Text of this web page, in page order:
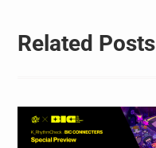
Related Posts